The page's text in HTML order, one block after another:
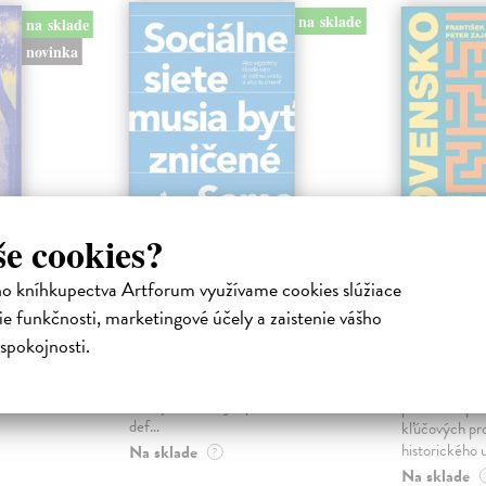
cookies?
kníhkupectva Artforum využívame cookies slúžiace
funkčnosti, marketingové účely a zaistenie vášho
na sklade
novinka
o
na sklade
Sociálne siete musia
byť zničené
def...
Na sklade ?
sme.
kľúčových
historického
Na sklade